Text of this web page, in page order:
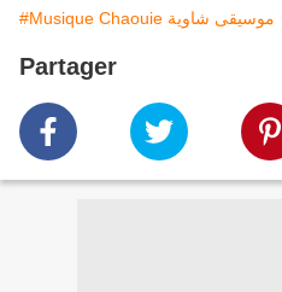
#Musique Chaouie موسيقى شاوية
Partager